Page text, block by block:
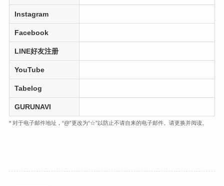
Instagram
Facebook
LINE好友注册
YouTube
Tabelog
GURUNAVI
* 对于电子邮件地址，“@”更改为“☆”以防止不请自来的电子邮件。请更换并阅读。